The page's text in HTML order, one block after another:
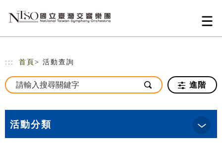
::: 首頁 > 活動查詢
進階
活動分類